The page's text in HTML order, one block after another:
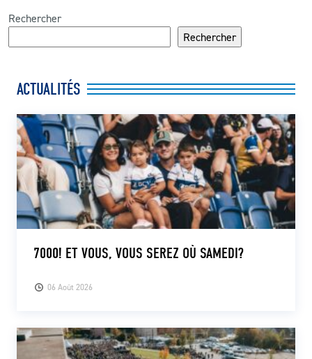
Rechercher
Rechercher
ACTUALITÉS
06 Août 2026
7000! ET VOUS, VOUS SEREZ OÙ SAMEDI?